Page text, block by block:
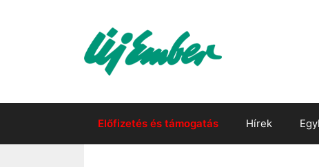
Előfizetés és támogatás Hírek